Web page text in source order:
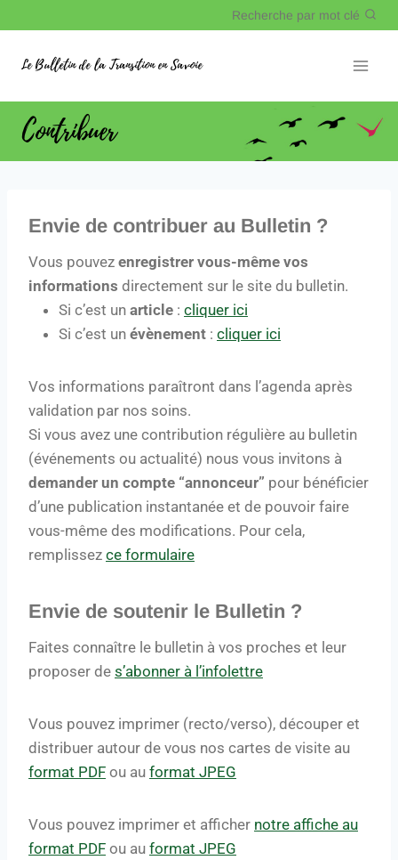
Recherche par mot clé
Le Bulletin de la Transition en Savoie
Contribuer
Envie de contribuer au Bulletin ?
Vous pouvez enregistrer vous-même vos
informations directement sur le site du bulletin.
Si c’est un article : cliquer ici
Si c’est un évènement : cliquer ici
Vos informations paraîtront dans l’agenda après
validation par nos soins.
Si vous avez une contribution régulière au bulletin
(événements ou actualité) nous vous invitons à
demander un compte “annonceur” pour bénéficier
d’une publication instantanée et de pouvoir faire
vous-même des modifications. Pour cela,
remplissez ce formulaire
Envie de soutenir le Bulletin ?
Faites connaître le bulletin à vos proches et leur
proposer de s’abonner à l’infolettre
Vous pouvez imprimer (recto/verso), découper et
distribuer autour de vous nos cartes de visite au
format PDF ou au format JPEG
Vous pouvez imprimer et afficher notre affiche au
format PDF ou au format JPEG